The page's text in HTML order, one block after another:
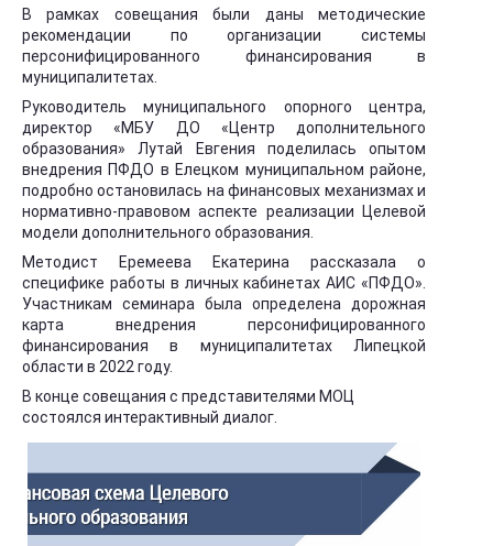
В рамках совещания были даны методические
рекомендации по организации системы
персонифицированного финансирования в
муниципалитетах.
Руководитель муниципального опорного центра,
директор «МБУ ДО «Центр дополнительного
образования» Лутай Евгения поделилась опытом
внедрения ПФДО в Елецком муниципальном районе,
подробно остановилась на финансовых механизмах и
нормативно-правовом аспекте реализации Целевой
модели дополнительного образования.
Методист Еремеева Екатерина рассказала о
специфике работы в личных кабинетах АИС «ПФДО».
Участникам семинара была определена дорожная
карта внедрения персонифицированного
финансирования в муниципалитетах Липецкой
области в 2022 году.
В конце совещания с представителями МОЦ
состоялся интерактивный диалог.